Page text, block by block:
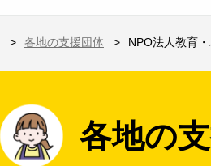
各地の支援団体 NPO法人教育
各地の